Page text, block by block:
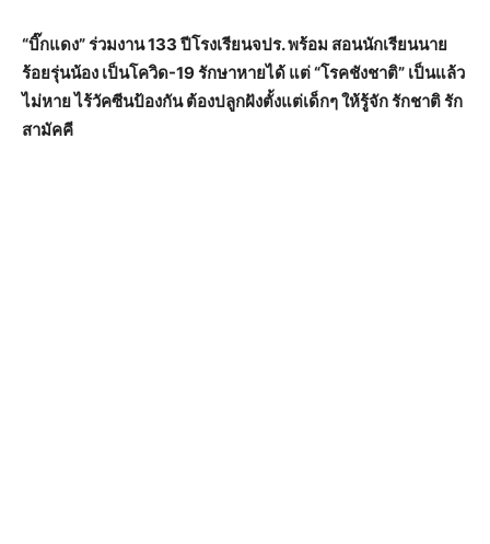
“บิ๊กแดง” ร่วมงาน 133 ปีโรงเรียนจปร. พร้อม สอนนักเรียนนาย
ร้อยรุ่นน้อง เป็นโควิด-19 รักษาหายได้ แต่ “โรคชังชาติ” เป็นแล้ว
ไม่หาย ไร้วัคซีนป้องกัน ต้องปลูกฝังตั้งแต่เด็กๆ ให้รู้จัก รักชาติ รัก
สามัคคี